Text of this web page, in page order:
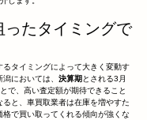
ったタイミングで
タイミングによって大きく変動す
においては、 決算期とされる3月
で、高い査定額が期待できること
と、車買取業者は在庫を増やすた
で買い取ってくれる傾向が強くな